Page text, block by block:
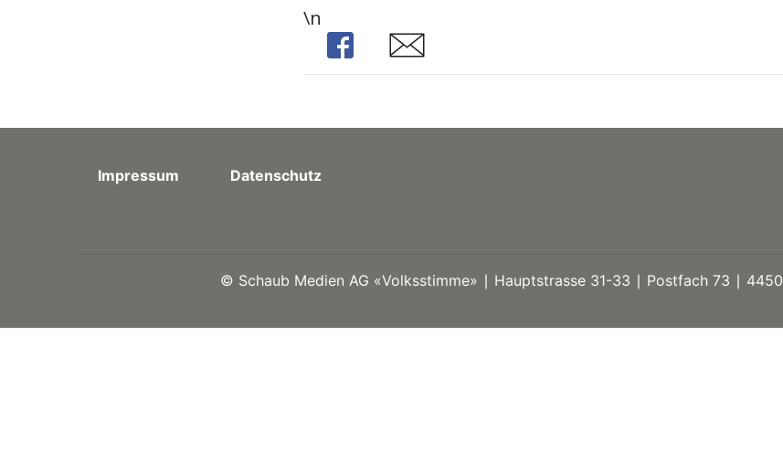
\n
Share
Share
Impressum Datenschutz
© Schaub Medien AG «Volksstimme» ∣ Hauptstrasse 31-33 ∣ Postfach 73 ∣